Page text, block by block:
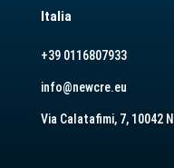
Italia
+39 0116807933
info@newcre.eu
Via Calatafimi, 7, 10042